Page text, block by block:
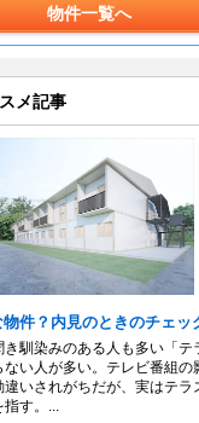
物件一覧へ
メ記事
件？内見のときのチェッ
き馴染みのある人も多い「
い人が多い。テレビ番組の
いされがちだが、実はテラ
す。...